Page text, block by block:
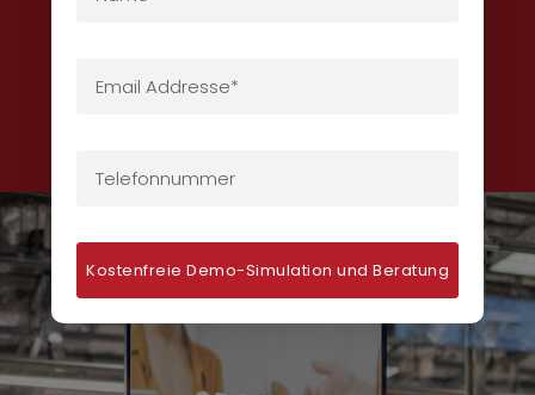
Kostenfreie Demo-Simulation und Beratung